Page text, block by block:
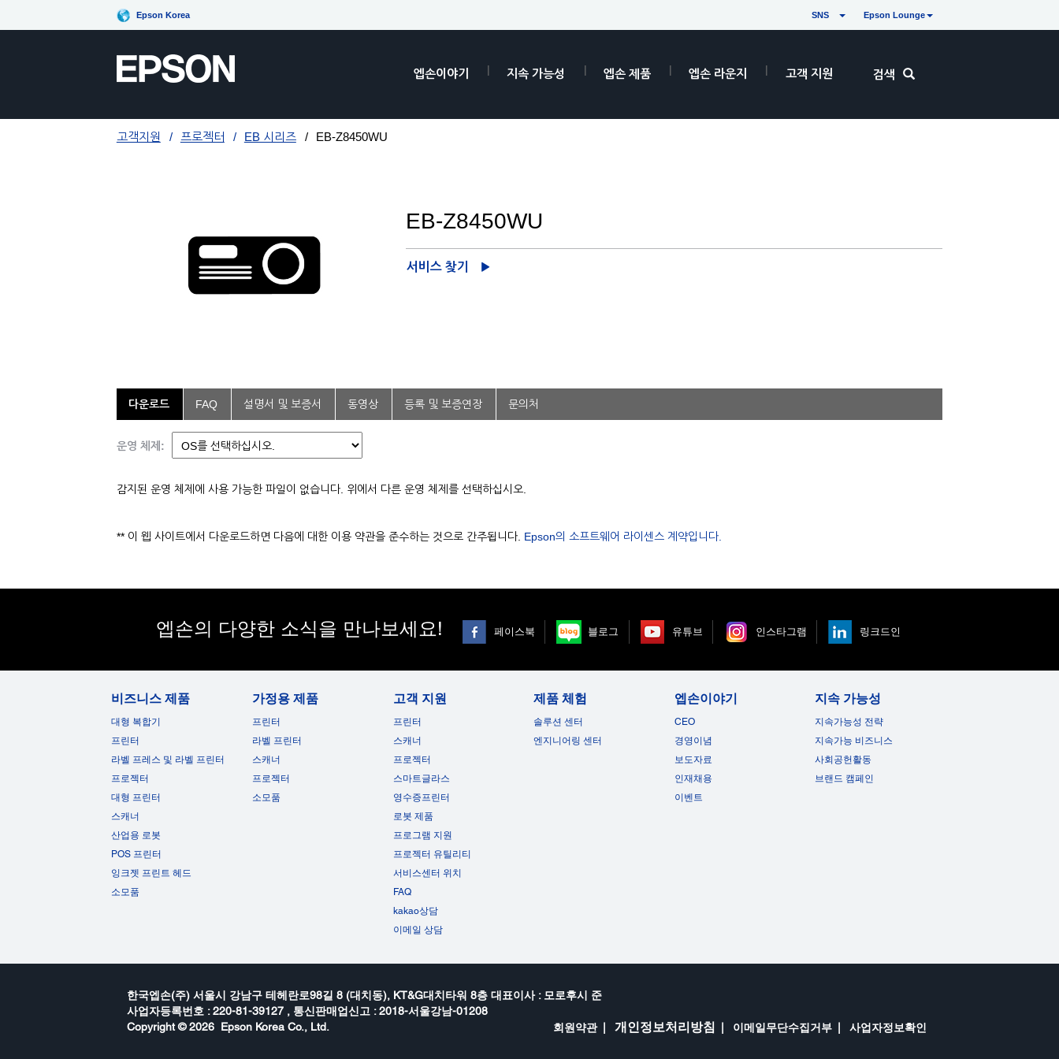
Epson Korea SNS Epson Lounge
엡손이야기 지속 가능성 엡손 제품 엡손 라운지 고객 지원 검색
고객지원 프로젝터 EB 시리즈 EB-Z8450WU
EB-Z8450WU
서비스 찾기
다운로드 FAQ 설명서 및 보증서 동영상 등록 및 보증연장 문의처
운영 체제:
감지된 운영 체제에 사용 가능한 파일이 없습니다. 위에서 다른 운영 체제를 선택하십시오.
** 이 웹 사이트에서 다운로드하면 다음에 대한 이용 약관을 준수하는 것으로 간주됩니다. Epson의 소프트웨어 라이센스 계약입니다.
엡손의 다양한 소식을 만나보세요! 페이스북 블로그 유튜브 인스타그램 링크드인
비즈니스 제품
대형 복합기
프린터
라벨 프레스 및 라벨 프린터
프로젝터
대형 프린터
스캐너
산업용 로봇
POS 프린터
잉크젯 프린트 헤드
소모품
가정용 제품
프린터
라벨 프린터
스캐너
프로젝터
소모품
고객 지원
프린터
스캐너
프로젝터
스마트글라스
영수증프린터
로봇 제품
프로그램 지원
프로젝터 유틸리티
서비스센터 위치
FAQ
kakao상담
이메일 상담
제품 체험
솔루션 센터
엔지니어링 센터
엡손이야기
CEO
경영이념
보도자료
인재채용
이벤트
지속 가능성
지속가능성 전략
지속가능 비즈니스
사회공헌활동
브랜드 캠페인
한국엡손(주) 서울시 강남구 테헤란로98길 8 (대치동), KT&G대치타워 8층 대표이사 : 모로후시 준
사업자등록번호 : 220-81-39127 , 통신판매업신고 : 2018-서울강남-01208
Copyright ©2026 Epson Korea Co., Ltd. 회원약관 개인정보처리방침 이메일무단수집거부 사업자정보확인